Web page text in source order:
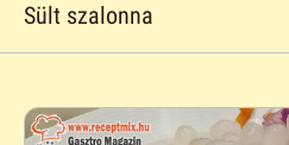
Sült szalonna